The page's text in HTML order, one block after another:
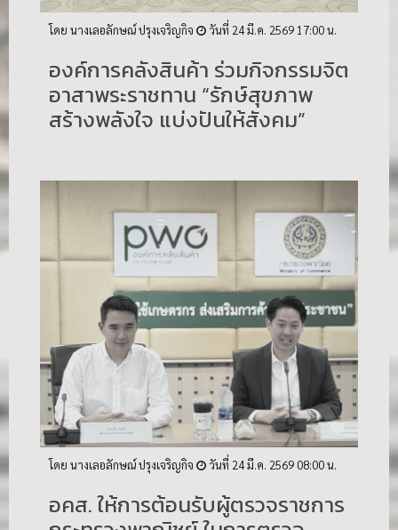
โดย นางเลอลักษณ์ ปรุงเจริญกิจ วันที่ 24 มี.ค. 2569 17:00 น.
องค์การคลังสินค้า ร่วมกิจกรรมจิต
อาสาพระราชทาน “รักษ์สุขภาพ
สร้างพลังใจ แบ่งปันให้สังคม”
โดย นางเลอลักษณ์ ปรุงเจริญกิจ วันที่ 24 มี.ค. 2569 08:00 น.
​อคส. ให้การต้อนรับผู้ตรวจราชการ